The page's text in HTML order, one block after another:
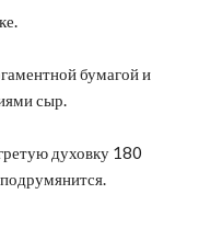
бумагой и
сыр.
духовку 180